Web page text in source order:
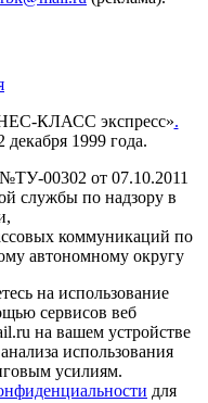
КЛАСС экспресс».
декабря 1999 года.
00302 от 07.10.2011
службы по надзору в
коммуникаций по
автономному округу
на использование
сервисов веб
на вашем устройстве
использования
усилиям.
для